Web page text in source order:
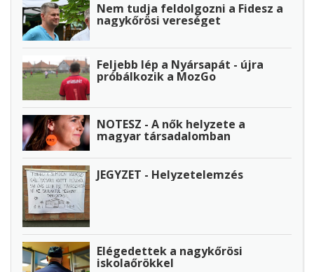
Nem tudja feldolgozni a Fidesz a
nagykőrösi vereséget
Feljebb lép a Nyársapát - újra
próbálkozik a MozGo
NOTESZ - A nők helyzete a
magyar társadalomban
JEGYZET - Helyzetelemzés
Elégedettek a nagykőrösi
iskolaőrökkel